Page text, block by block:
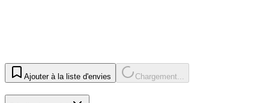
Ajouter à la liste d'envies Chargement...